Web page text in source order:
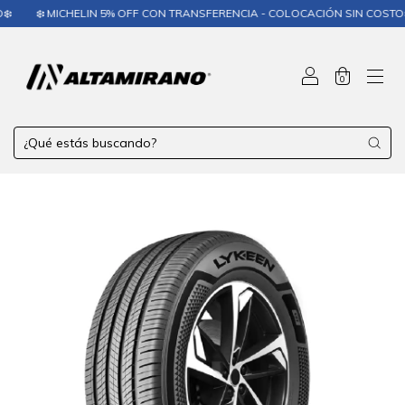
❄️ MICHELIN 5% OFF CON TRANSFERENCIA - COLOCACIÓN SIN COSTO❄️
0